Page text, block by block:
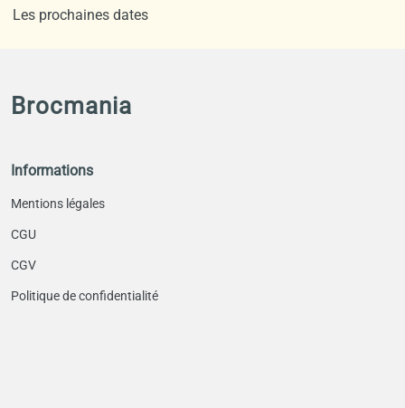
Les prochaines dates
Brocmania
Informations
Mentions légales
CGU
CGV
Politique de confidentialité